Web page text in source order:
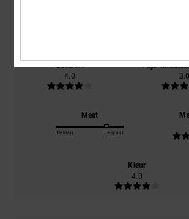
Comfort
4.0
Prijs-
3.0
Maat
Te klein Te groot
Kleur
4.0